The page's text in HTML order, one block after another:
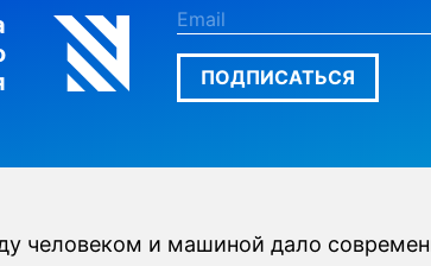
ПОДПИСАТЬСЯ
человеком и машиной дало